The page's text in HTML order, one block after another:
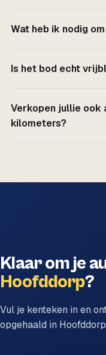
Wat heb ik nodig
Is het bod echt
Verkopen jullie ook
kilometers?
Klaar om je
Hoofddorp?
Vul je kenteken in en
opgehaald in